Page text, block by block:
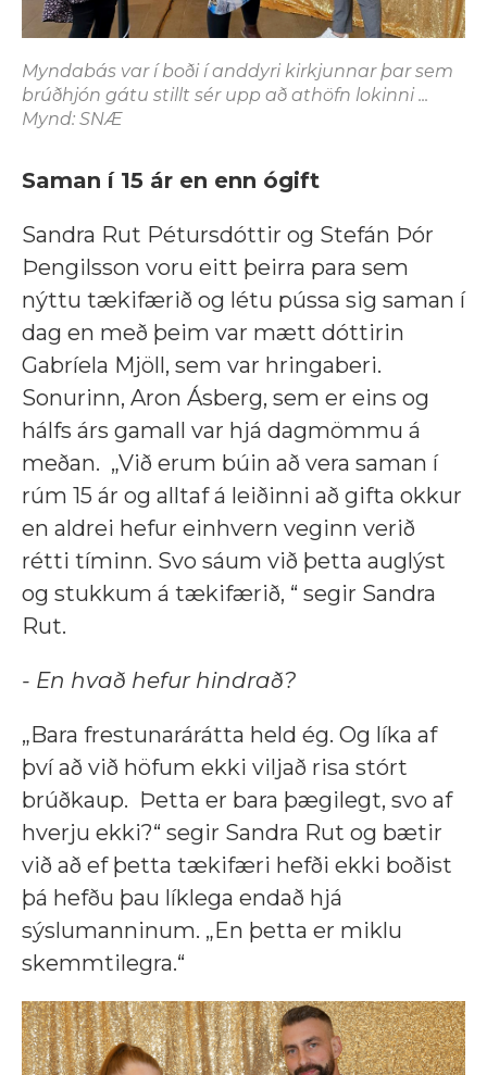
Myndabás var í boði í anddyri kirkjunnar þar sem
brúðhjón gátu stillt sér upp að athöfn lokinni ...
Mynd: SNÆ
Saman í 15 ár en enn ógift
Sandra Rut Pétursdóttir og Stefán Þór
Þengilsson voru eitt þeirra para sem
nýttu tækifærið og létu pússa sig saman í
dag en með þeim var mætt dóttirin
Gabríela Mjöll, sem var hringaberi.
Sonurinn, Aron Ásberg, sem er eins og
hálfs árs gamall var hjá dagmömmu á
meðan. „Við erum búin að vera saman í
rúm 15 ár og alltaf á leiðinni að gifta okkur
en aldrei hefur einhvern veginn verið
rétti tíminn. Svo sáum við þetta auglýst
og stukkum á tækifærið, “ segir Sandra
Rut.
- En hvað hefur hindrað?
„Bara frestunarárátta held ég. Og líka af
því að við höfum ekki viljað risa stórt
brúðkaup. Þetta er bara þægilegt, svo af
hverju ekki?“ segir Sandra Rut og bætir
við að ef þetta tækifæri hefði ekki boðist
þá hefðu þau líklega endað hjá
sýslumanninum. „En þetta er miklu
skemmtilegra.“